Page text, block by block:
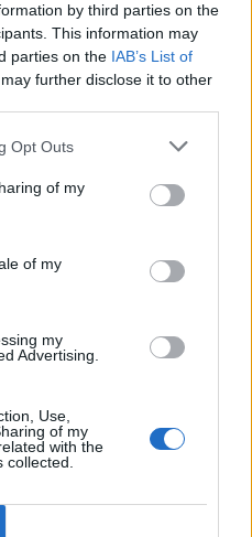
by third parties on the
This information may
parties on the IAB’s List of
further disclose it to other
Opt Outs
of my
of my
my
Advertising.
Use,
of my
with the
az ég, a minimum
25 fok között alakul.
sült
műsor